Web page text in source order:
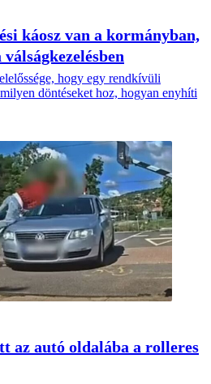
káosz van a kormányban,
hogy egy rendkívüli
döntéseket hoz, hogyan enyhíti
az autó oldalába a rolleres